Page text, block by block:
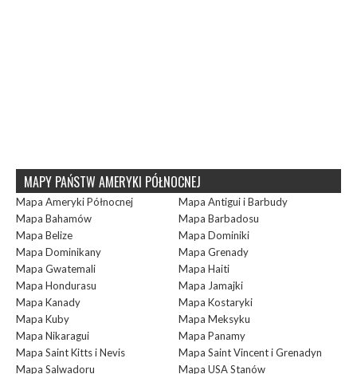
MAPY PAŃSTW AMERYKI PÓŁNOCNEJ
Mapa Ameryki Północnej
Mapa Antigui i Barbudy
Mapa Bahamów
Mapa Barbadosu
Mapa Belize
Mapa Dominiki
Mapa Dominikany
Mapa Grenady
Mapa Gwatemali
Mapa Haiti
Mapa Hondurasu
Mapa Jamajki
Mapa Kanady
Mapa Kostaryki
Mapa Kuby
Mapa Meksyku
Mapa Nikaragui
Mapa Panamy
Mapa Saint Kitts i Nevis
Mapa Saint Vincent i Grenadyn
Mapa Salwadoru
Mapa USA Stanów